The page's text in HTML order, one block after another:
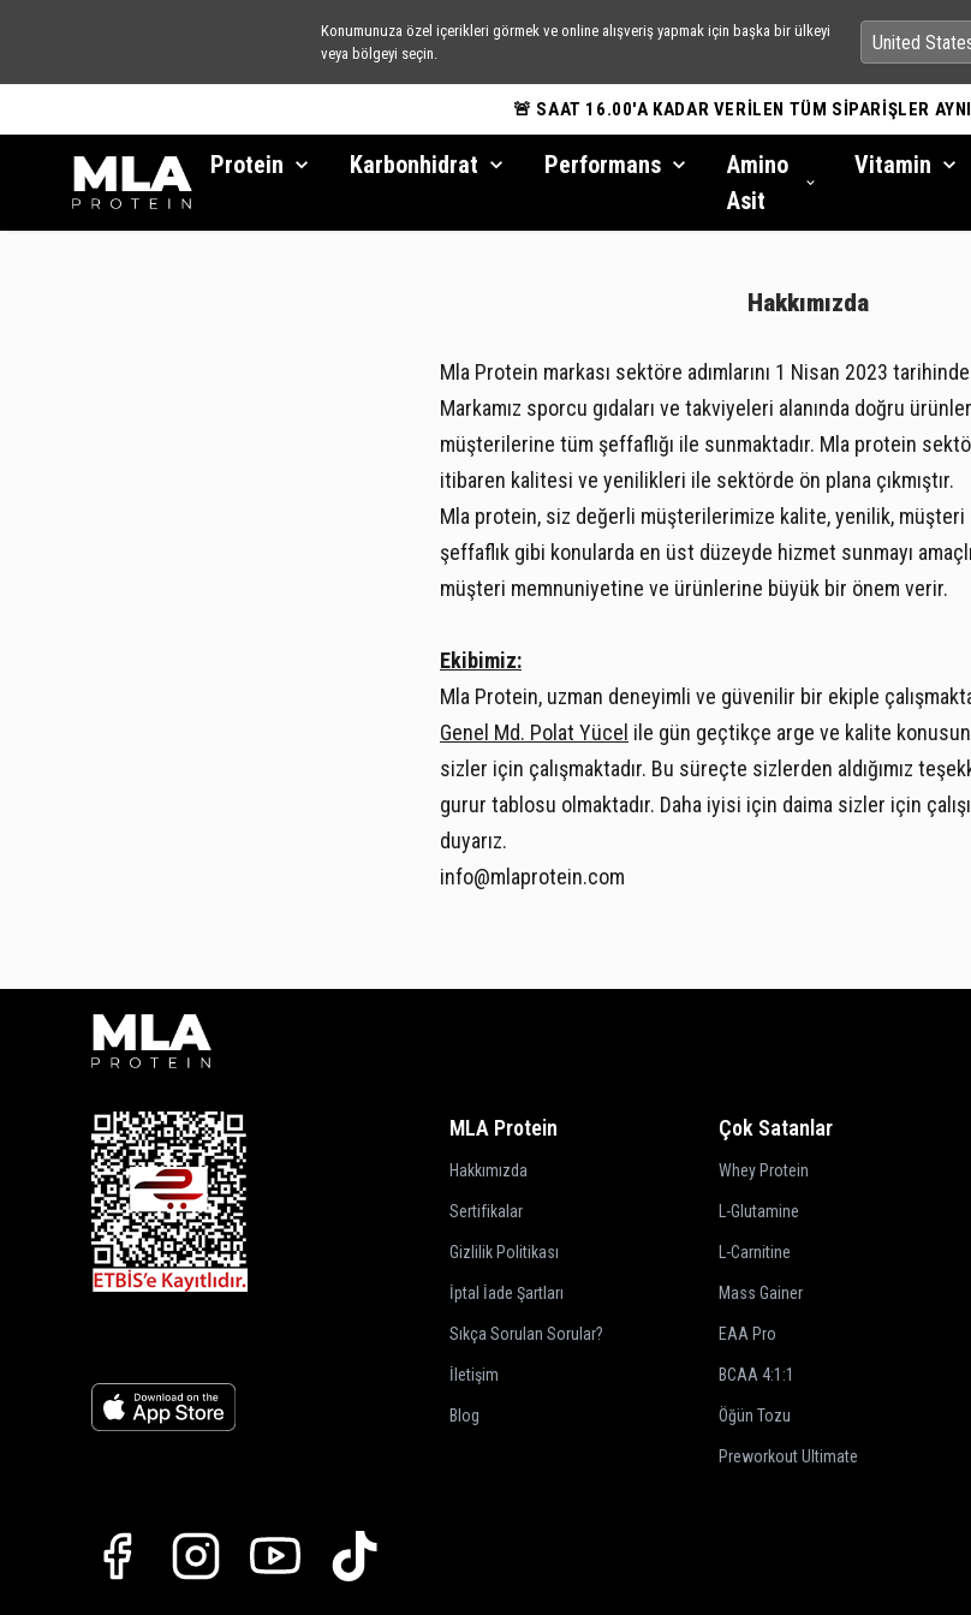
Konumunuza özel içerikleri görmek ve online alışveriş yapmak için başka bir ülkeyi
veya bölgeyi seçin.
🚨 SAAT 16.00'A KADAR VERİLEN TÜM SİPARİŞLER
Protein Karbonhidrat Performans
Amino
Asit
Vitamin
Hakkımızda
Mla Protein markası sektöre adımlarını 1 Nisan 2023 tarihinde
Markamız sporcu gıdaları ve takviyeleri alanında doğru
müşterilerine tüm şeffaflığı ile sunmaktadır. Mla protein
itibaren kalitesi ve yenilikleri ile sektörde ön plana çıkmıştır.
Mla protein, siz değerli müşterilerimize kalite, yenilik, müşteri
şeffaflık gibi konularda en üst düzeyde hizmet sunmayı
müşteri memnuniyetine ve ürünlerine büyük bir önem verir.
Ekibimiz:
Mla Protein, uzman deneyimli ve güvenilir bir ekiple
Genel Md. Polat Yücel ile gün geçtikçe arge ve kalite
sizler için çalışmaktadır. Bu süreçte sizlerden aldığımız
gurur tablosu olmaktadır. Daha iyisi için daima sizler için
duyarız.
info@mlaprotein.com
MLA Protein
Hakkımızda
Sertifikalar
Gizlilik Politikası
İptal İade Şartları
Sıkça Sorulan Sorular?
İletişim
Blog
Çok Satanlar
Whey Protein
L-Glutamine
L-Carnitine
Mass Gainer
EAA Pro
BCAA 4:1:1
Öğün Tozu
Preworkout Ultimate